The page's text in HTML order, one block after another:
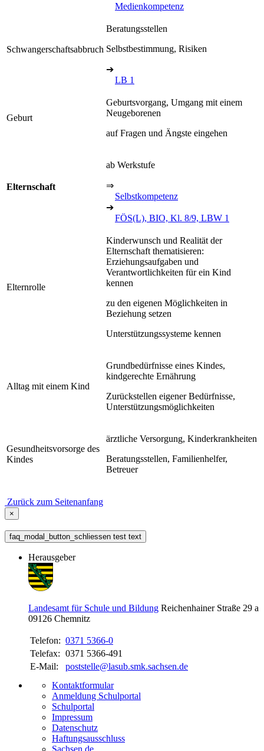
Medienkompetenz
Schwangerschaftsabbruch
Beratungsstellen
Selbstbestimmung, Risiken
➔
LB 1
Geburt
Geburtsvorgang, Umgang mit einem
Neugeborenen
auf Fragen und Ängste eingehen
Elternschaft
ab Werkstufe
⇒
Selbstkompetenz
➔
FÖS(L), BIO, Kl. 8/9, LBW 1
Elternrolle
Kinderwunsch und Realität der
Elternschaft thematisieren:
Erziehungsaufgaben und
Verantwortlichkeiten für ein Kind
kennen
zu den eigenen Möglichkeiten in
Beziehung setzen
Unterstützungssysteme kennen
Alltag mit einem Kind
Grundbedürfnisse eines Kindes,
kindgerechte Ernährung
Zurückstellen eigener Bedürfnisse,
Unterstützungsmöglichkeiten
Gesundheitsvorsorge des
Kindes
ärztliche Versorgung, Kinderkrankheiten
Beratungsstellen, Familienhelfer,
Betreuer
Zurück zum Seitenanfang
×
faq_modal_button_schliessen test text
Herausgeber
Landesamt für Schule und Bildung Reichenhainer Straße 29 a
09126 Chemnitz
Telefon: 0371 5366-0
Telefax: 0371 5366-491
E-Mail:
poststelle@lasub.smk.sachsen.de
Kontaktformular
Anmeldung Schulportal
Schulportal
Impressum
Datenschutz
Haftungsausschluss
Sachsen.de